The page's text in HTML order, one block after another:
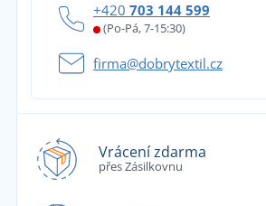
+420 703 144 599
(Po-Pá, 7-15:30)
firma@dobrytextil.cz
Vrácení zdarma
přes Zásilkovnu